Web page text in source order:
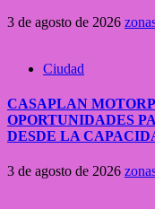
3 de agosto de 2026
Ciudad
CASAPLAN
OPORTUNIDADES
DESDE LA
3 de agosto de 2026